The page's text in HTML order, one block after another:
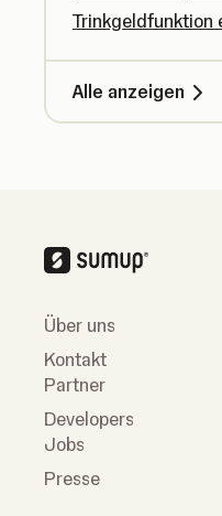
Trinkgeldfunktion
Alle anzeigen
Über uns
Kontakt
Partner
Developers
Jobs
Presse